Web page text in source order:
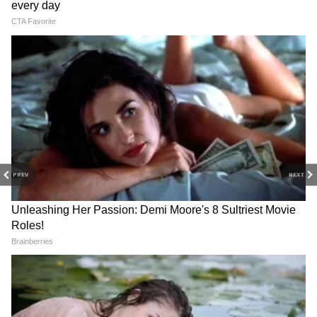
PREV NEXT
Related Articles
Positive Energy Plants : घरातली निगेटिव्हिटी
घालवून गुड व्हायब्स आणणारी ६ झाडं!
Salary Day : पगार झाल्यावर या ३ चुका टाळा, नाहीतर
लक्ष्मी कायमची रुसून जाईल!